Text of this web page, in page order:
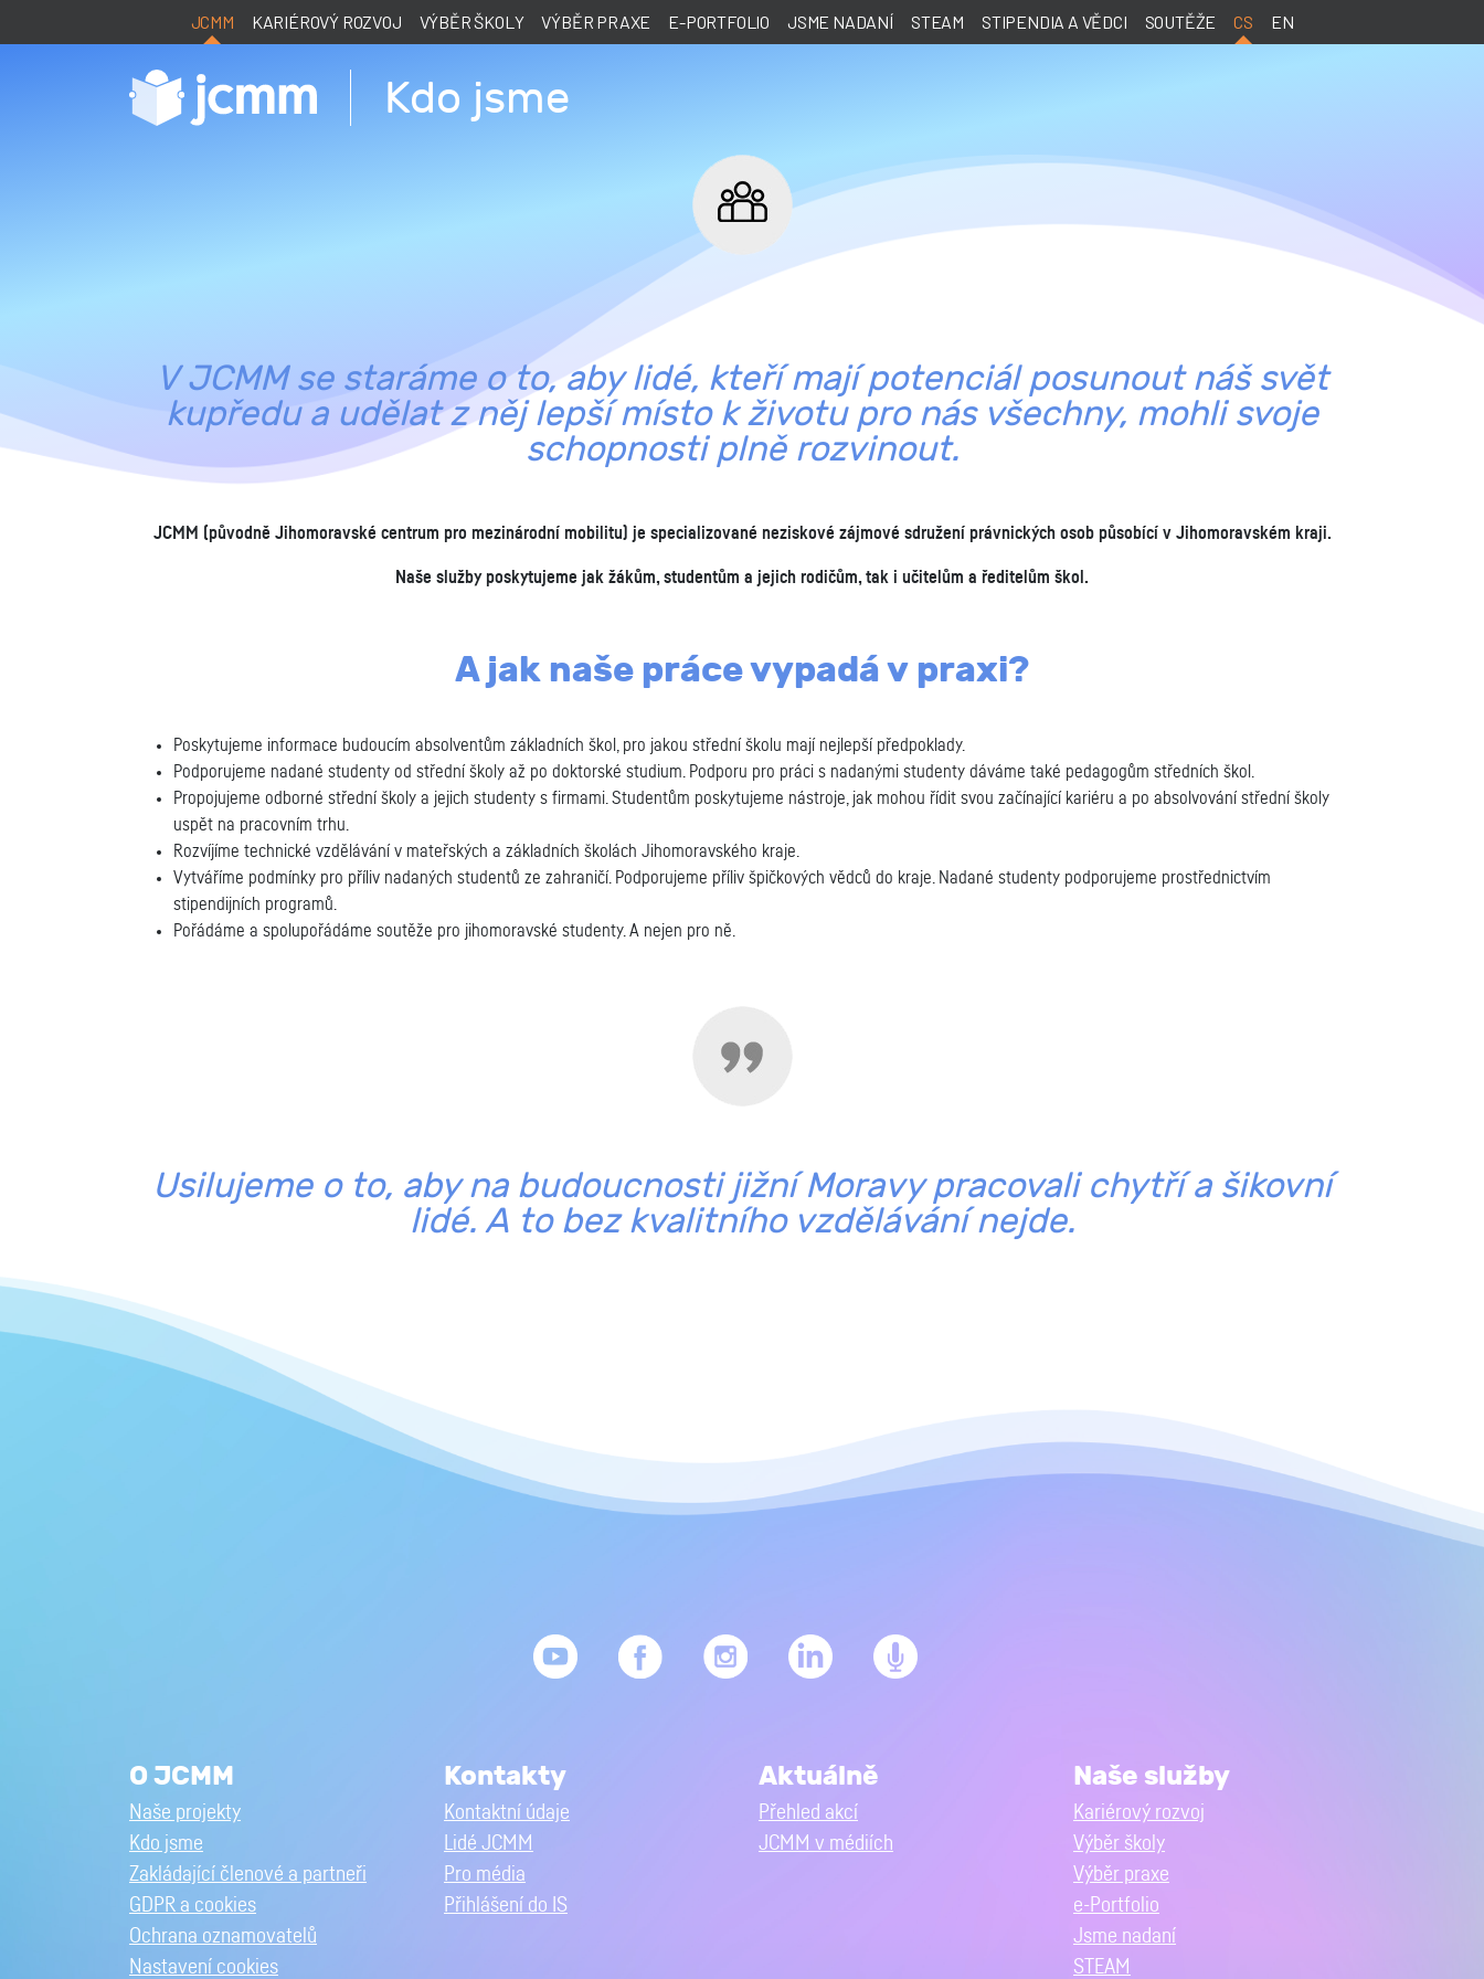
JCMM KARIÉROVÝ ROZVOJ VÝBĚR ŠKOLY VÝBĚR PRAXE E-PORTFOLIO JSME NADANÍ STEAM STIPENDIA A VĚDCI SOUTĚŽE CS EN
Kdo jsme
V JCMM se staráme o to, aby lidé, kteří mají potenciál posunout náš svět
kupředu a udělat z něj lepší místo k životu pro nás všechny, mohli svoje
schopnosti plně rozvinout.
JCMM (původně Jihomoravské centrum pro mezinárodní mobilitu) je specializované neziskové zájmové sdružení právnických osob působící v Jihomoravském kraji.
Naše služby poskytujeme jak žákům, studentům a jejich rodičům, tak i učitelům a ředitelům škol.
A jak naše práce vypadá v praxi?
Poskytujeme informace budoucím absolventům základních škol, pro jakou střední školu mají nejlepší předpoklady.
Podporujeme nadané studenty od střední školy až po doktorské studium. Podporu pro práci s nadanými studenty dáváme také pedagogům středních škol.
Propojujeme odborné střední školy a jejich studenty s firmami. Studentům poskytujeme nástroje, jak mohou řídit svou začínající kariéru a po absolvování střední školy
uspět na pracovním trhu.
Rozvíjíme technické vzdělávání v mateřských a základních školách Jihomoravského kraje.
Vytváříme podmínky pro příliv nadaných studentů ze zahraničí. Podporujeme příliv špičkových vědců do kraje. Nadané studenty podporujeme prostřednictvím
stipendijních programů.
Pořádáme a spolupořádáme soutěže pro jihomoravské studenty. A nejen pro ně.
Usilujeme o to, aby na budoucnosti jižní Moravy pracovali chytří a šikovní
lidé. A to bez kvalitního vzdělávání nejde.
O JCMM
Naše projekty
Kdo jsme
Zakládající členové a partneři
GDPR a cookies
Ochrana oznamovatelů
Nastavení cookies
Kontakty
Kontaktní údaje
Lidé JCMM
Pro média
Přihlášení do IS
Aktuálně
Přehled akcí
JCMM v médiích
Naše služby
Kariérový rozvoj
Výběr školy
Výběr praxe
e-Portfolio
Jsme nadaní
STEAM